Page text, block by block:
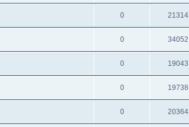
0 21314
0 34052
0 19043
0 19738
0 20364